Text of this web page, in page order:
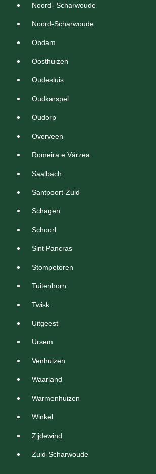
Noord- Scharwoude
Noord-Scharwoude
Obdam
Oosthuizen
Oudesluis
Oudkarspel
Oudorp
Overveen
Romeira e Várzea
Saalbach
Santpoort-Zuid
Schagen
Schoorl
Sint Pancras
Stompetoren
Tuitenhorn
Twisk
Uitgeest
Ursem
Venhuizen
Waarland
Warmenhuizen
Winkel
Zijdewind
Zuid-Scharwoude